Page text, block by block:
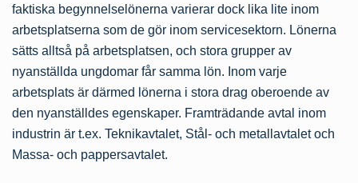
faktiska begynnelselönerna varierar dock lika lite inom
arbetsplatserna som de gör inom servicesektorn. Lönerna
sätts alltså på arbetsplatsen, och stora grupper av
nyanställda ungdomar får samma lön. Inom varje
arbetsplats är därmed lönerna i stora drag oberoende av
den nyanställdes egenskaper. Framträdande avtal inom
industrin är t.ex. Teknikavtalet, Stål- och metallavtalet och
Massa- och pappersavtalet.